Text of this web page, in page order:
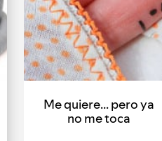
Me quiere… pero ya
no me toca